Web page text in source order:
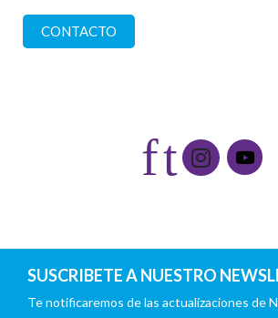
CONTACTO
ft
SUSCRIBETE A NUESTRO
Te notificaremos de las actualizaciones de